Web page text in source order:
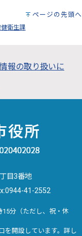
ページの先頭へ
健衛生課
報の取り扱いに
目3番地
41-2552
15分（ただし、祝・休
を開設しています。詳し